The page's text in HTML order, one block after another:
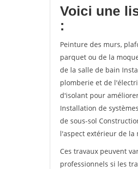
Voici une
:
Peinture des murs,
parquet ou de la
de la salle de bain
plomberie et de
d'isolant pour
Installation de
de sous-sol
l'aspect extérieur de la
Ces travaux peuvent
professionnels si les